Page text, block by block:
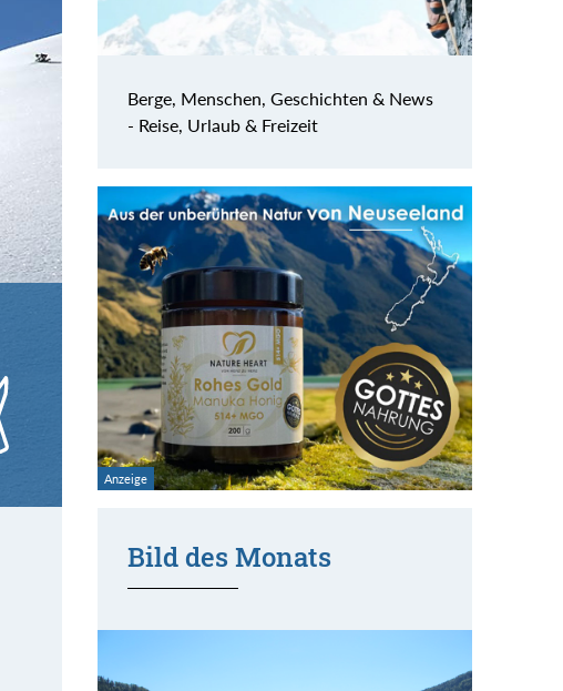
Berge, Menschen, Geschichten & News
- Reise, Urlaub & Freizeit
Bild des Monats